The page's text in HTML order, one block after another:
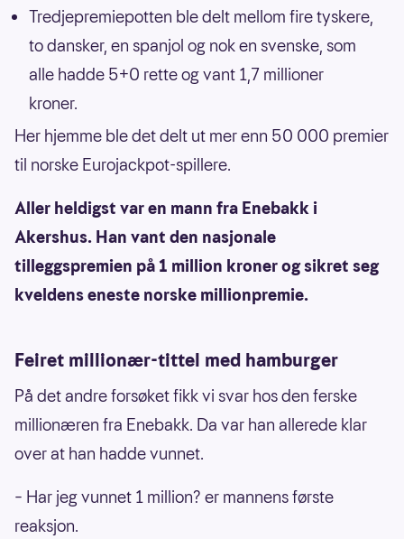
Tredjepremiepotten ble delt mellom fire tyskere,
to dansker, en spanjol og nok en svenske, som
alle hadde 5+0 rette og vant 1,7 millioner
kroner.
Her hjemme ble det delt ut mer enn 50 000 premier
til norske Eurojackpot-spillere.
Aller heldigst var en mann fra Enebakk i
Akershus. Han vant den nasjonale
tilleggspremien på 1 million kroner og sikret seg
kveldens eneste norske millionpremie.
Feiret millionær-tittel med hamburger
På det andre forsøket fikk vi svar hos den ferske
millionæren fra Enebakk. Da var han allerede klar
over at han hadde vunnet.
– Har jeg vunnet 1 million? er mannens første
reaksjon.